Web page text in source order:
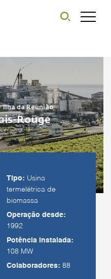
Ilha da Reunião
Rouge
Tipo: Usina
termelétrica de
biomassa
Operação desde:
1992
Potência instalada:
108 MW
Colaboradores: 88